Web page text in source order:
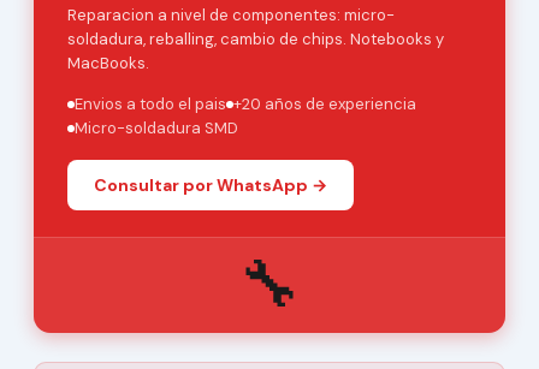
Reparacion a nivel de componentes: micro-
soldadura, reballing, cambio de chips. Notebooks y
MacBooks.
Envios a todo el pais +20 años de experiencia
Micro-soldadura SMD
Consultar por WhatsApp →
🔧